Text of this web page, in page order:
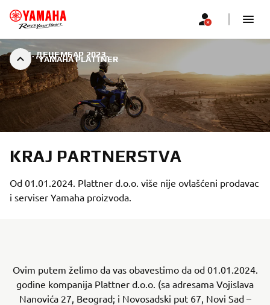
YAMAHA PLATTNER
31. ДЕЦЕМБАР 2023.
KRAJ PARTNERSTVA
Od 01.01.2024. Plattner d.o.o. više nije ovlašćeni prodavac
i serviser Yamaha proizvoda.
Ovim putem želimo da vas obavestimo da od 01.01.2024.
godine kompanija Plattner d.o.o. (sa adresama Vojislava
Nanovića 27, Beograd; i Novosadski put 67, Novi Sad –